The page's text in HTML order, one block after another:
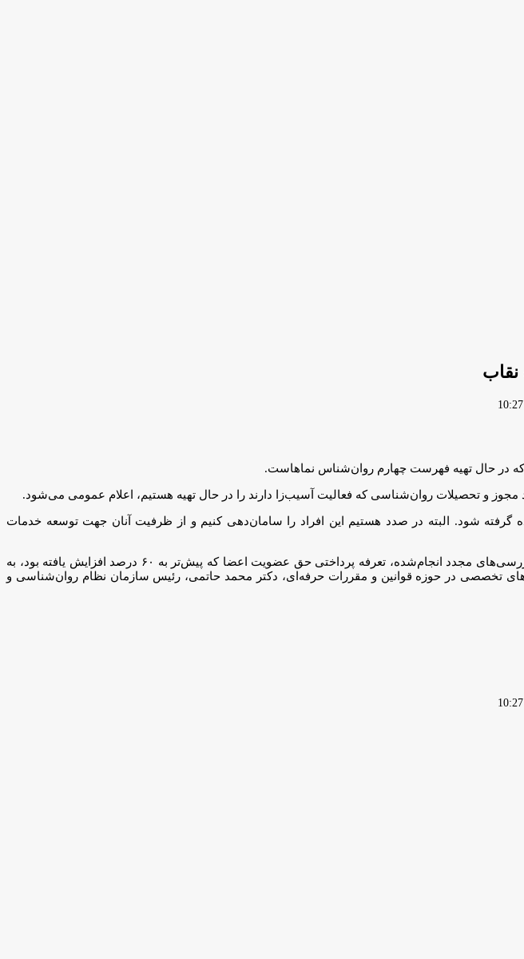
در حال تهیه فهرست چهارم روان‌شناس نماهاست.
و تحصیلات روان‌شناسی که فعالیت آسیب‌زا دارند را در حال تهیه هستیم، اعلام عمومی می‌شود.
مساله‌ای است که نباید نادیده گرفته شود. البته در صدد هستیم این افراد را سامان‌دهی کنیم و از ظرفیت آنان جهت توسعه خدمات
شایان ذکر است طی چند روز گذشته اقدامات موثری توسط دکتر حاتمی صورت پذیرفته است از جمله طبق بررسی‌های مجدد انجام‌شده، تعرفه پرداختی حق عضویت اعضا که پیش‌تر به ۶۰ درصد افزایش یافته بود، به
تخصصی در حوزه قوانین و مقررات حرفه‌ای، دکتر محمد حاتمی، رئیس سازمان نظام روان‌شناسی و